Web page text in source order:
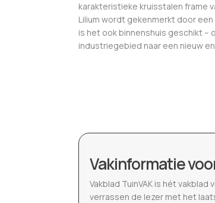
karakteristieke kruisstalen frame
Lilium wordt gekenmerkt door
is het ook binnenshuis geschikt –
industriegebied naar een nieuw
Vakinformatie
Vakblad TuinVAK is hét
verrassen de lezer met het